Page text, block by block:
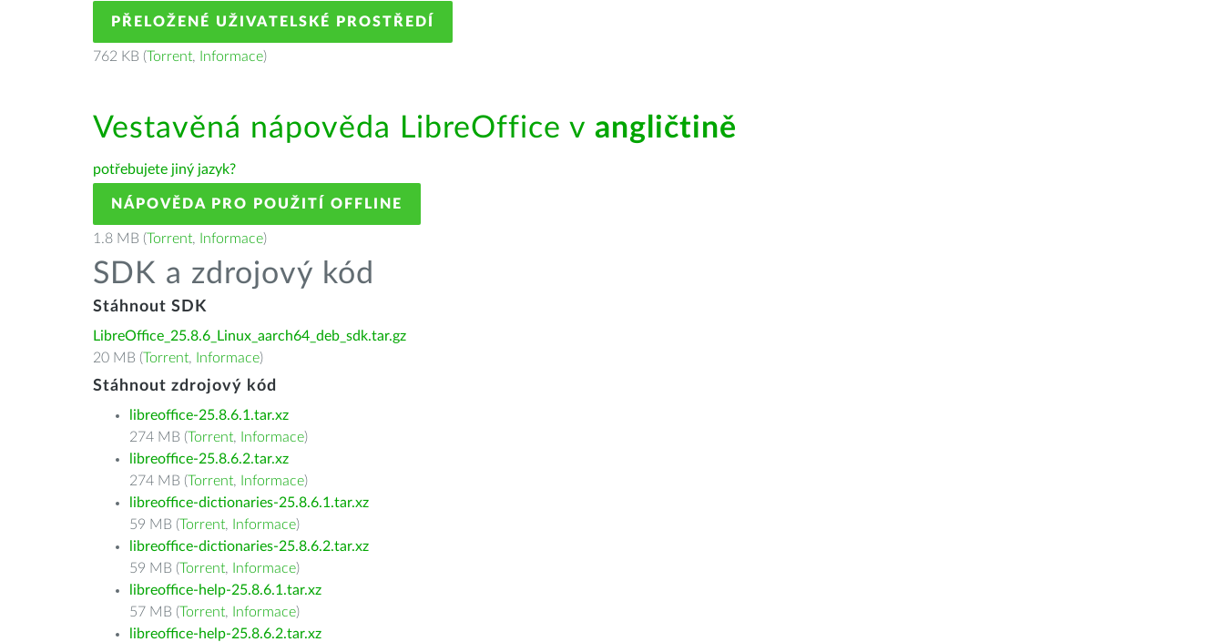
PŘELOŽENÉ UŽIVATELSKÉ PROSTŘEDÍ
762 KB (Torrent, Informace)
Vestavěná nápověda LibreOffice v angličtině
potřebujete jiný jazyk?
NÁPOVĚDA PRO POUŽITÍ OFFLINE
1.8 MB (Torrent, Informace)
SDK a zdrojový kód
Stáhnout SDK
LibreOffice_25.8.6_Linux_aarch64_deb_sdk.tar.gz
20 MB (Torrent, Informace)
Stáhnout zdrojový kód
libreoffice-25.8.6.1.tar.xz
274 MB (Torrent, Informace)
libreoffice-25.8.6.2.tar.xz
274 MB (Torrent, Informace)
libreoffice-dictionaries-25.8.6.1.tar.xz
59 MB (Torrent, Informace)
libreoffice-dictionaries-25.8.6.2.tar.xz
59 MB (Torrent, Informace)
libreoffice-help-25.8.6.1.tar.xz
57 MB (Torrent, Informace)
libreoffice-help-25.8.6.2.tar.xz